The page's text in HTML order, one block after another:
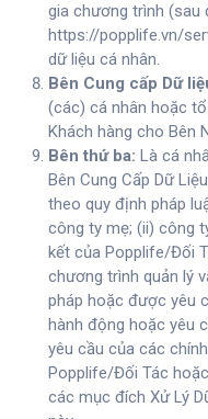
gia chương trình (sau
https://popplife.vn/
dữ liệu cá nhân.
Bên Cung cấp Dữ
(các) cá nhân hoặc
Khách hàng cho Bên
Bên thứ ba: Là cá
Bên Cung Cấp Dữ
theo quy định pháp
công ty mẹ; (ii) công
kết của Popplife/Đối
chương trình quản lý
pháp hoặc được yêu
hành động hoặc yêu
yêu cầu của các
Popplife/Đối Tác
các mục đích Xử Lý